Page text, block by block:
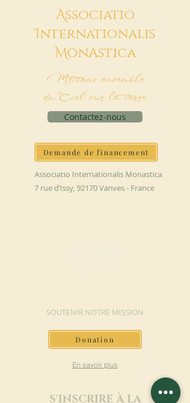
Associatio
Internationalis
MonAstica
Mettons ensemble
du Ciel sur la terre
Contactez-nous
Demande de financement
Associatio Internationalis Monastica
7 rue d’Issy, 92170 Vanves - France
SOUTENIR NOTRE MISSION
Donation
En savoir plus
S'INSCRIRE À LA